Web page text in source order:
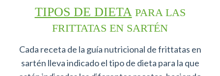
TIPOS DE DIETA PARA LAS
FRITTATAS EN SARTÉN
Cada receta de la guía nutricional de frittatas en
sartén lleva indicado el tipo de dieta para la que